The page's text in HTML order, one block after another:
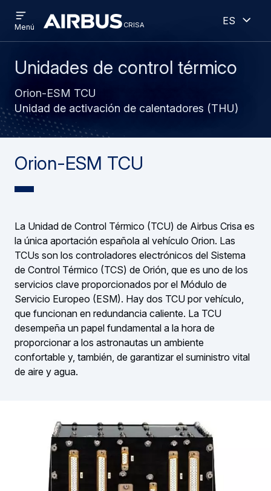
contenido
principal
search
crisa crisa
CRISA
menu
Menú
Español
Unidades de control térmico
Orion-ESM TCU
Unidad de activación de calentadores (THU)
Orion-ESM TCU
La Unidad de Control Térmico (TCU) de Airbus Crisa es
la única aportación española al vehículo Orion. Las
TCUs son los controladores electrónicos del Sistema
de Control Térmico (TCS) de Orión, que es uno de los
servicios clave proporcionados por el Módulo de
Servicio Europeo (ESM). Hay dos TCU por vehículo,
que funcionan en redundancia caliente. La TCU
desempeña un papel fundamental a la hora de
proporcionar a los astronautas un ambiente
confortable y, también, de garantizar el suministro vital
de aire y agua.